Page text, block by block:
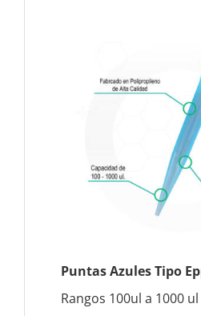
Puntas Azules Tipo
Rangos 100ul a 1000 ul